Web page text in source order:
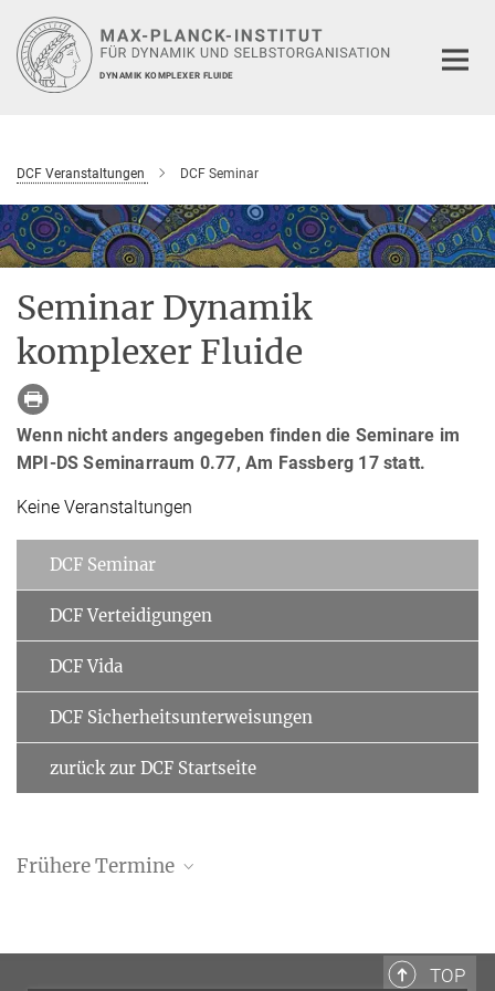
Hauptinhalt
DYNAMIK KOMPLEXER FLUIDE
DCF Veranstaltungen DCF Seminar
Seminar Dynamik
komplexer Fluide
Wenn nicht anders angegeben finden die Seminare im
MPI-DS Seminarraum 0.77, Am Fassberg 17 statt.
Keine Veranstaltungen
DCF Seminar
DCF Verteidigungen
DCF Vida
DCF Sicherheitsunterweisungen
zurück zur DCF Startseite
Frühere Termine
Frühere Termine 2020
TOP